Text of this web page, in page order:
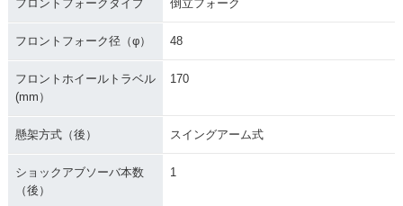
フロントフォークタイプ 倒立フォーク
フロントフォーク径（φ） 48
フロントホイールトラベル
(mm）
170
懸架方式（後） スイングアーム式
ショックアブソーバ本数
（後）
1